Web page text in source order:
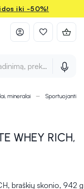
iki -50%!
prekės ženklą ir
mineralai
WHEY RICH,